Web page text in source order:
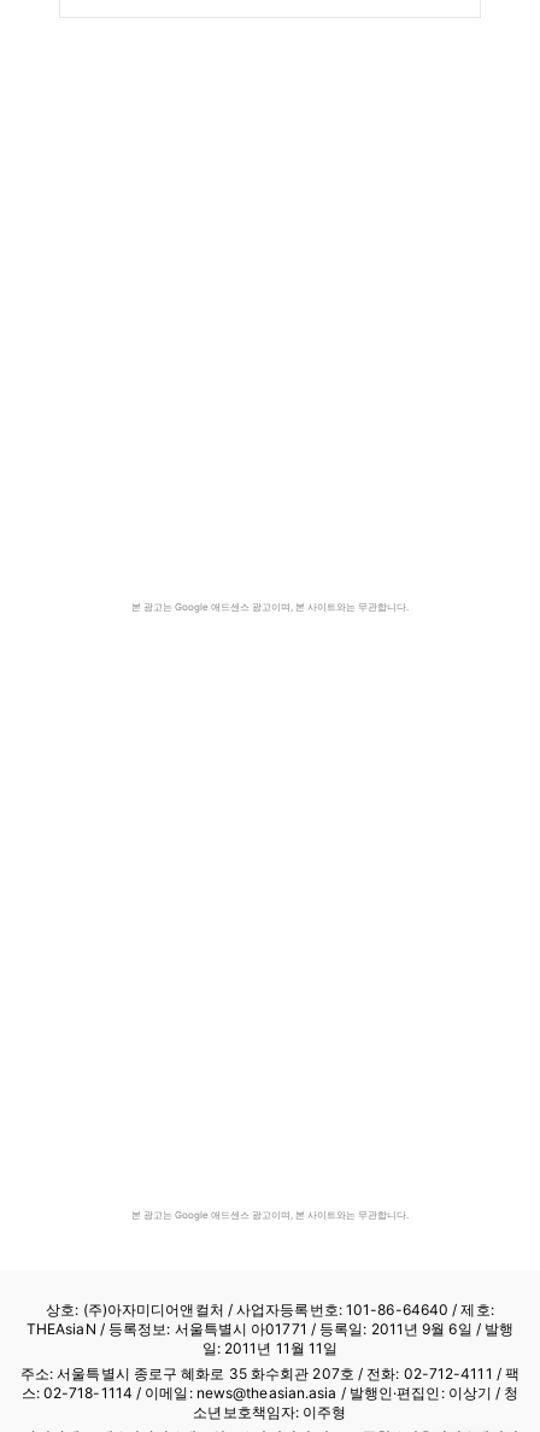
본 광고는 Google 애드센스 광고이며, 본 사이트와는 무관합니다.
본 광고는 Google 애드센스 광고이며, 본 사이트와는 무관합니다.
상호: (주)아자미디어앤컬처 /사업자등록번호: 101-86-64640 / 제호:
THEAsiaN / 등록정보: 서울특별시 아01771 / 등록일: 2011년 9월 6일 / 발행
일: 2011년 11월 11일
주소: 서울특별시 종로구 혜화로 35 화수회관 207호 / 전화: 02-712-4111 / 팩
스: 02-718-1114 / 이메일: news@theasian.asia / 발행인·편집인: 이상기 / 청
소년보호책임자: 이주형